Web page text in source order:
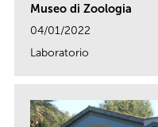
Museo di Zoologia
04/01/2022
Laboratorio